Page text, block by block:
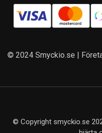
© 2024 Smyckio.se |
© Copyright smyckio.se